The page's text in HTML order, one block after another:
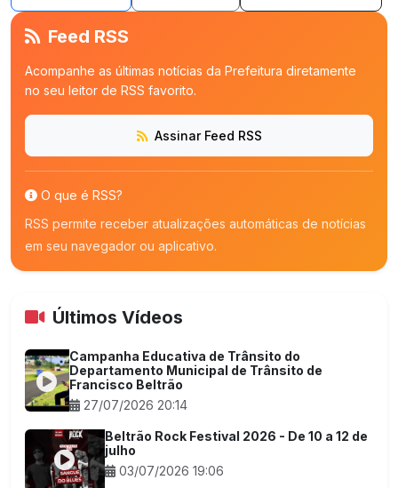
Feed RSS
Acompanhe as últimas notícias da Prefeitura diretamente
no seu leitor de RSS favorito.
Assinar Feed RSS
O que é RSS?
RSS permite receber atualizações automáticas de notícias
em seu navegador ou aplicativo.
Últimos Vídeos
Campanha Educativa de Trânsito do
Departamento Municipal de Trânsito de
Francisco Beltrão
27/07/2026 20:14
Beltrão Rock Festival 2026 - De 10 a 12 de
julho
03/07/2026 19:06